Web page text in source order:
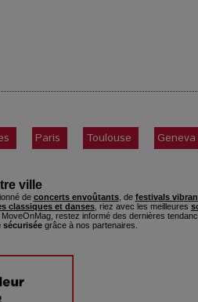
Paris Toulouse Geneva
ville
de concerts envoûtants, de festivals
classiques et danses , riez avec les meilleures
restez informé des dernières
sécurisée grâce à nos partenaires.